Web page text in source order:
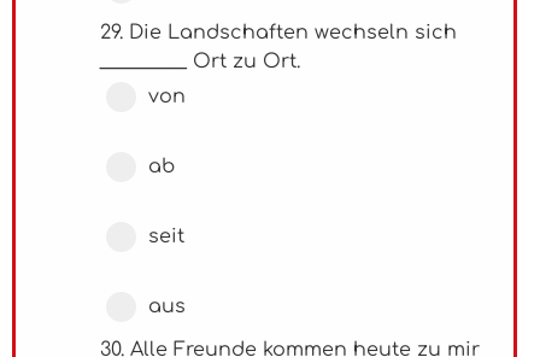
29. Die Landschaften wechseln sich
_________ Ort zu Ort.
von
ab
seit
aus
30. Alle Freunde kommen heute zu mir